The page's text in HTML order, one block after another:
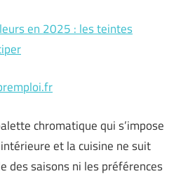
en 2025 : les teintes
chromatique qui s’impose
et la cuisine ne suit
des saisons ni les préférences